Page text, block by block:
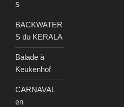
S
BACKWATER
S du KERALA
Balade à
Keukenhof
CARNAVAL
en